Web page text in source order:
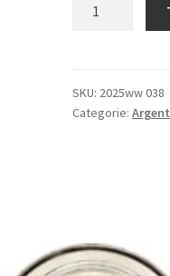
UNC
aantal
SKU: 2025ww 038
Categorie: